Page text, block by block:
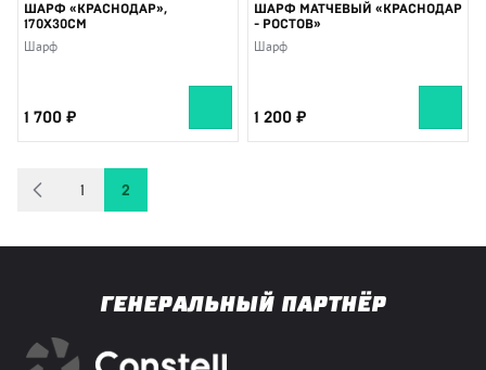
ШАРФ «КРАСНОДАР»,
170Х30СМ
Шарф
1 700
ШАРФ МАТЧЕВЫЙ «КРАСНОДАР
- РОСТОВ»
Шарф
1 200
1 2
ГЕНЕРАЛЬНЫЙ ПАРТНЁР